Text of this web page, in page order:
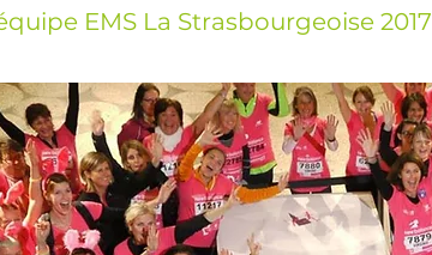
EMS La Strasbourgeoise 2017